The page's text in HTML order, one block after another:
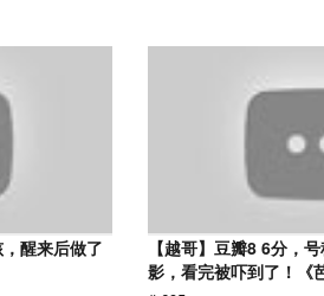
醒来后做了
【越哥】豆瓣8 6分，
影，看完被吓到了！《